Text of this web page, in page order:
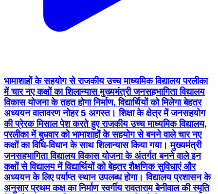
भामाशाहों के सहयोग से राजकीय उच्च माध्यमिक विद्यालय परलीका
में चार नए कक्षों का शिलान्यास मुख्यमंत्री जनसहभागिता विद्यालय
विकास योजना के तहत होगा निर्माण, विद्यार्थियों को मिलेगा बेहतर
अध्ययन वातावरण नोहर 5 अगस्त। शिक्षा के क्षेत्र में जनसहयोग
की प्रेरक मिसाल पेश करते हुए राजकीय उच्च माध्यमिक विद्यालय,
परलीका में बुधवार को भामाशाहों के सहयोग से बनने वाले चार नए
कक्षों का विधि-विधान के साथ शिलान्यास किया गया। मुख्यमंत्री
जनसहभागिता विद्यालय विकास योजना के अंतर्गत बनने वाले इन
कक्षों से विद्यालय में विद्यार्थियों को बेहतर शैक्षणिक सुविधाएं और
अध्ययन के लिए पर्याप्त स्थान उपलब्ध होगा। विद्यालय प्रशासन के
अनुसार प्रथम कक्ष का निर्माण स्वर्गीय रावताराम बेनीवाल की स्मृति